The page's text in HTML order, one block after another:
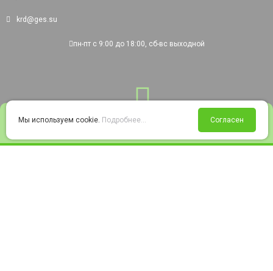
Войти Избранное Корзина
krd@ges.su
пн-пт с 9:00 до 18:00, сб-вс выходной
Мы используем cookie. Подробнее... Согласен